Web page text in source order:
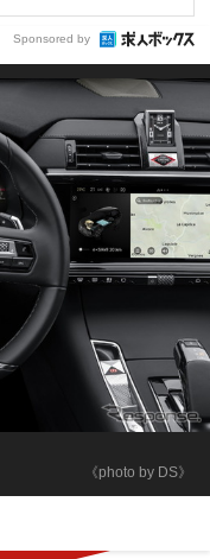
Sponsored by
《photo by DS》